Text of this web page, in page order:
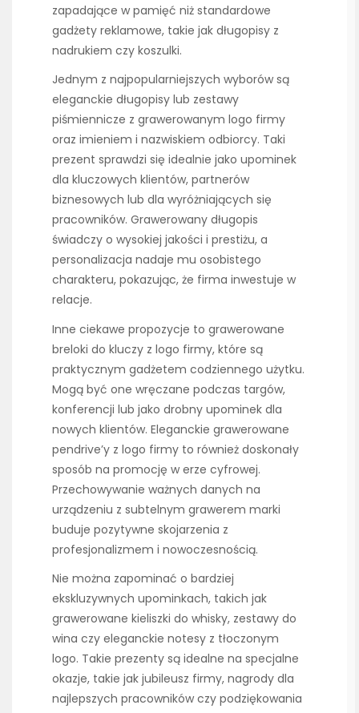
zapadające w pamięć niż standardowe
gadżety reklamowe, takie jak długopisy z
nadrukiem czy koszulki.
Jednym z najpopularniejszych wyborów są
eleganckie długopisy lub zestawy
piśmiennicze z grawerowanym logo firmy
oraz imieniem i nazwiskiem odbiorcy. Taki
prezent sprawdzi się idealnie jako upominek
dla kluczowych klientów, partnerów
biznesowych lub dla wyróżniających się
pracowników. Grawerowany długopis
świadczy o wysokiej jakości i prestiżu, a
personalizacja nadaje mu osobistego
charakteru, pokazując, że firma inwestuje w
relacje.
Inne ciekawe propozycje to grawerowane
breloki do kluczy z logo firmy, które są
praktycznym gadżetem codziennego użytku.
Mogą być one wręczane podczas targów,
konferencji lub jako drobny upominek dla
nowych klientów. Eleganckie grawerowane
pendrive’y z logo firmy to również doskonały
sposób na promocję w erze cyfrowej.
Przechowywanie ważnych danych na
urządzeniu z subtelnym grawerem marki
buduje pozytywne skojarzenia z
profesjonalizmem i nowoczesnością.
Nie można zapominać o bardziej
ekskluzywnych upominkach, takich jak
grawerowane kieliszki do whisky, zestawy do
wina czy eleganckie notesy z tłoczonym
logo. Takie prezenty są idealne na specjalne
okazje, takie jak jubileusz firmy, nagrody dla
najlepszych pracowników czy podziękowania